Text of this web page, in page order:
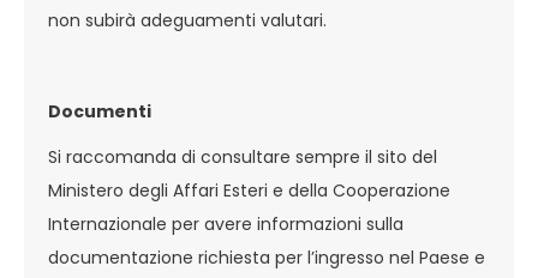
non subirà adeguamenti valutari.
Documenti
Si raccomanda di consultare sempre il sito del
Ministero degli Affari Esteri e della Cooperazione
Internazionale per avere informazioni sulla
documentazione richiesta per l’ingresso nel Paese e